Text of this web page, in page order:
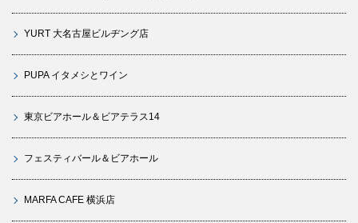
YURT 大名古屋ビルヂング店
PUPA イタメシとワイン
東京ビアホール＆ビアテラス14
フェスティバール＆ビアホール
MARFA CAFE 横浜店